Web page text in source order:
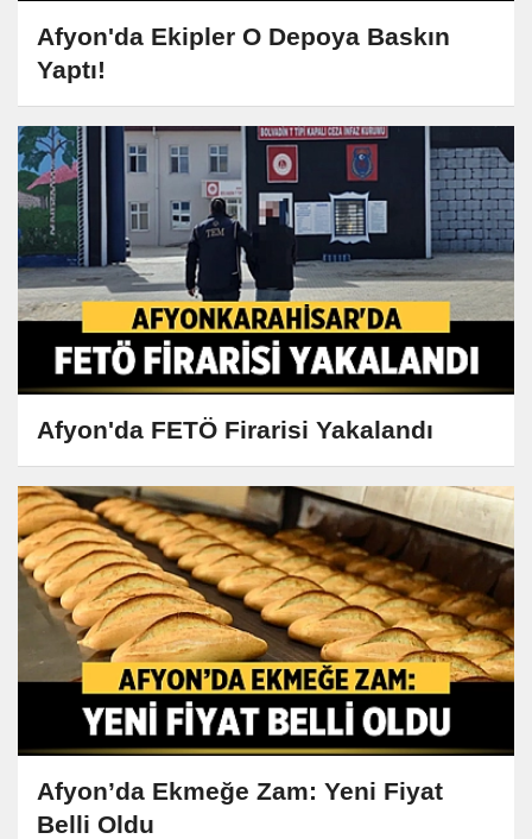
Afyon'da Ekipler O Depoya Baskın
Yaptı!
Afyon'da FETÖ Firarisi Yakalandı
Afyon’da Ekmeğe Zam: Yeni Fiyat
Belli Oldu